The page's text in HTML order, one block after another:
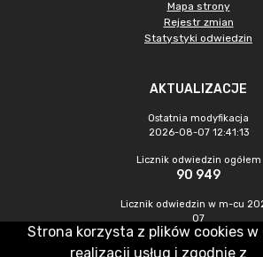
Mapa strony
Rejestr zmian
Statystyki odwiedzin
AKTUALIZACJE
Ostatnia modyfikacja
2026-08-07 12:41:13
Licznik odwiedzin ogółem
90 949
Licznik odwiedzin w m-cu
07
436
Strona korzysta z plików cookies w
realizacji usług i zgodnie z